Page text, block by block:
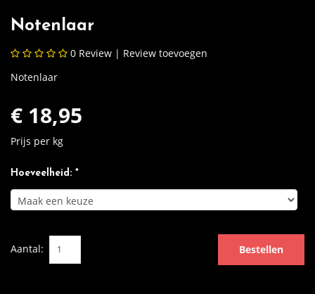
Notenlaar
0 Review | Review toevoegen
Notenlaar
€ 18,95
Prijs per kg
Hoeveelheid: *
Aantal: Bestellen